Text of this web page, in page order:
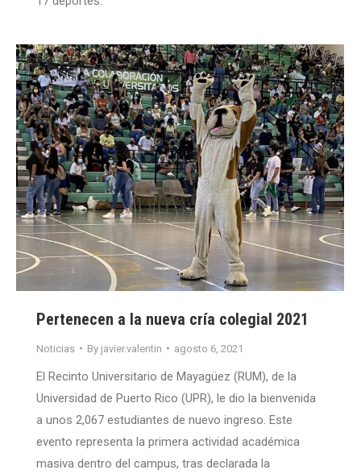
Pertenecen a la nueva cría colegial 2021
Noticias By javier.valentin agosto 6, 2021
El Recinto Universitario de Mayagüez (RUM), de la
Universidad de Puerto Rico (UPR), le dio la bienvenida
a unos 2,067 estudiantes de nuevo ingreso. Este
evento representa la primera actividad académica
masiva dentro del campus, tras declarada la